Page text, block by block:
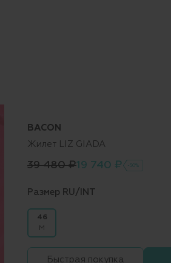
BACON
Жилет LIZ GIADA
39 480 ₽19 740 ₽ -50%
Размер RU/INT
46
M
Быстрая покупка